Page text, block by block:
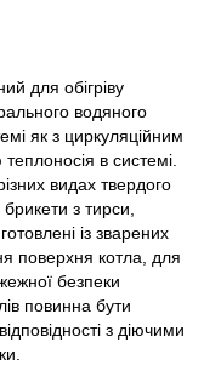
для обігріву
водяного
як з циркуляційним
в системі.
видах твердого
з тирси,
із зварених
поверхня котла, для
безпеки
повинна бути
з діючими